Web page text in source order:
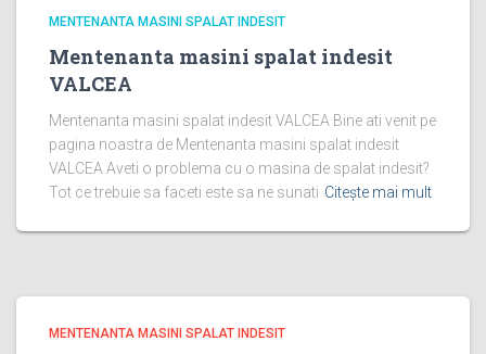
MENTENANTA MASINI SPALAT INDESIT
Mentenanta masini spalat indesit
VALCEA
Mentenanta masini spalat indesit VALCEA Bine ati venit pe
pagina noastra de Mentenanta masini spalat indesit
VALCEA Aveti o problema cu o masina de spalat indesit?
Tot ce trebuie sa faceti este sa ne sunati Citește mai mult
MENTENANTA MASINI SPALAT INDESIT